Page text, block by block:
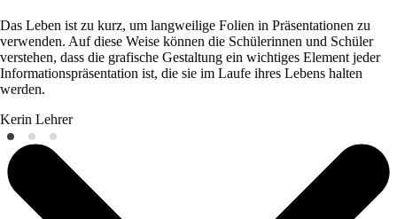
Das Leben ist zu kurz, um langweilige Folien in Präsentationen zu
verwenden. Auf diese Weise können die Schülerinnen und Schüler
verstehen, dass die grafische Gestaltung ein wichtiges Element jeder
Informationspräsentation ist, die sie im Laufe ihres Lebens halten
werden.
Kerin Lehrer